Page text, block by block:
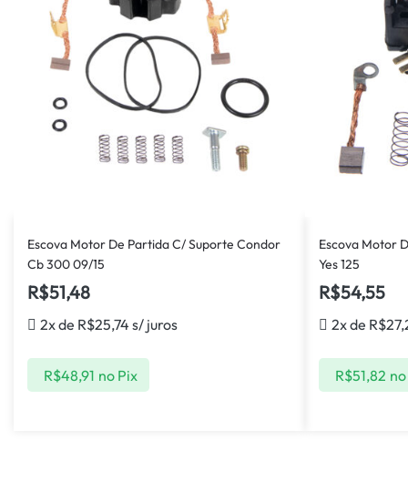
Escova Motor De Partida C/ Suporte Condor
Cb 300 09/15
R$51,48
2x de R$25,74 s/ juros
R$48,91 no Pix
Escova Motor
Yes 125
R$54,55
2x de R$
R$51,82